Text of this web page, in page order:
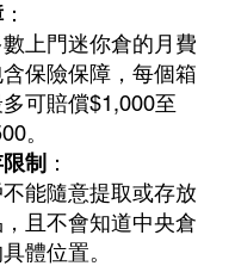
：
上門迷你倉的月費
保險保障，每個箱
可賠償$1,000至
。
制 ：
不能隨意提取或存放
且不會知道中央倉
體位置。